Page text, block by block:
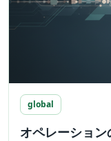
global
オペレーショ